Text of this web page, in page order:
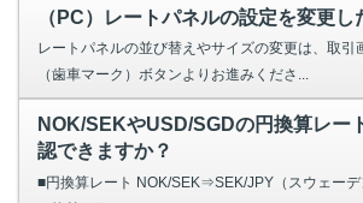
（PC）レートパネルの設定を変更し
レートパネルの並び替えやサイズの変更は、取引
（歯車マーク）ボタンよりお進みくださ...
NOK/SEKやUSD/SGDの円換算レー
認できますか？
■円換算レート NOK/SEK⇒SEK/JPY（スウェーデ